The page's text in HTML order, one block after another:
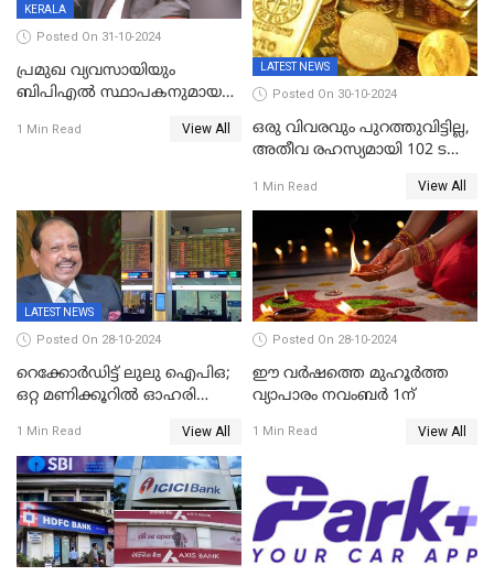
KERALA
Posted On 31-10-2024
പ്രമുഖ വ്യവസായിയും
ബിപിഎല്‍ സ്ഥാപകനുമായ
1 Min Read View All
LATEST NEWS
Posted On 30-10-2024
ഒരു വിവരവും പുറത്തുവിട്ടില്ല,
അതീവ രഹസ്യമായി 102 ടൺ
ഇന്ത്യയിലേക്കെത്തിച്ചു
1 Min Read View All
LATEST NEWS
Posted On 28-10-2024
റെക്കോർഡിട്ട് ലുലു ഐപിഒ;
ഒറ്റ മണിക്കൂറിൽ ഓഹരി
നിന്നും വാങ്ങാം, ഓഹരിക്ക്
വില 2.04 ദിർഹം വരെ
1 Min Read View All
Posted On 28-10-2024
ഈ വർഷത്തെ മുഹൂർത്ത
വ്യാപാരം നവംബർ 1ന്
1 Min Read View All